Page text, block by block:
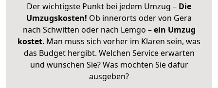
Der wichtigste Punkt bei jedem Umzug – Die
Umzugskosten! Ob innerorts oder von Gera
nach Schwitten oder nach Lemgo –ein Umzug
kostet. Man muss sich vorher im Klaren sein, was
das Budget hergibt. Welchen Service erwarten
und wünschen Sie? Was möchten Sie dafür
ausgeben?